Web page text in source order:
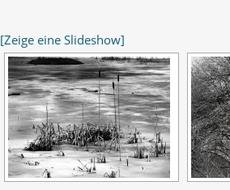
[Zeige eine Slideshow]